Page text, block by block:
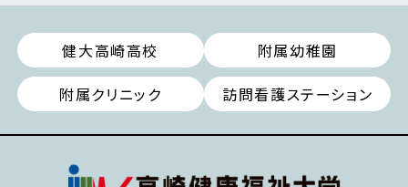
健大高崎高校
附属幼稚園
附属クリニック
訪問看護ステーション